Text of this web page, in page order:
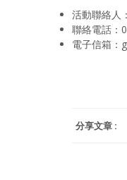
活動聯絡人
聯絡電話：
電子信箱：
分享文章 :